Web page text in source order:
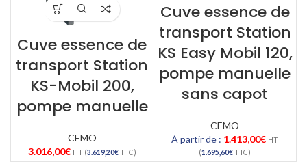
Cuve essence de
transport Station
KS-Mobil 200,
pompe manuelle
CEMO
3.016,00€ HT (3.619,20€TTC)
Cuve essence de
transport Station
KS Easy Mobil 120,
pompe manuelle
sans capot
CEMO
À partir de : 1.413,00€ HT
(1.695,60€TTC)